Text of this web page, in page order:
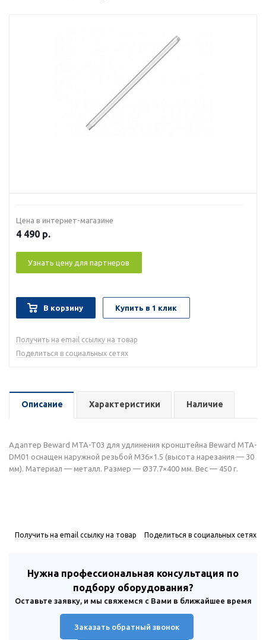
Цена в интернет-магазине
4 490 р.
Узнать цену для партнеров
В корзину Купить в 1 клик
Получить на email ссылку на товар
Поделиться в социальных сетях
Описание Характеристики Наличие
Адаптер Beward MTA-T03 для удлинения кронштейна Beward MTA-
DM01 оснащен наружной резьбой М36×1.5 (высота нарезания — 30
мм). Материал — металл. Размер — Ø37.7×400 мм. Вес — 450 г.
Получить на email ссылку на товар Поделиться в социальных сетях
Нужна профессиональная консультация по
подбору оборудования?
Оставьте заявку, и мы свяжемся с Вами в ближайшее время
Заказать обратный звонок